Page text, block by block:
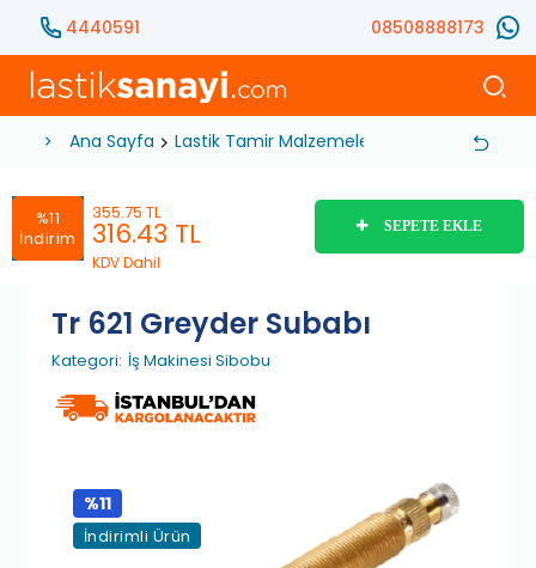
4440591 08508888173
Ana Sayfa Lastik Tamir Malzemeleri İş
%11
İndirim
355.75 TL
316.43 TL
KDV Dahil
SEPETE EKLE
Tr 621 Greyder Subabı
Kategori: İş Makinesi Sibobu
%11
İndirimli Ürün